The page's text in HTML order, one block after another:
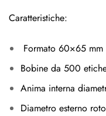
Caratteristiche:
Formato 60×65 mm
Bobine da 500
Anima interna
Diametro esterno